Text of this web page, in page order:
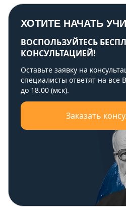
ХОТИТЕ НАЧАТЬ
ВОСПОЛЬЗУЙТЕСЬ
КОНСУЛЬТАЦИЕЙ!
Оставьте заявку на
специалисты ответят на все
до 18.00 (мск).
Заказать